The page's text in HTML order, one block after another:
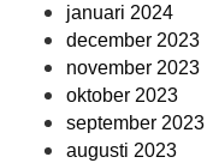
januari 2024
december 2023
november 2023
oktober 2023
september 2023
augusti 2023